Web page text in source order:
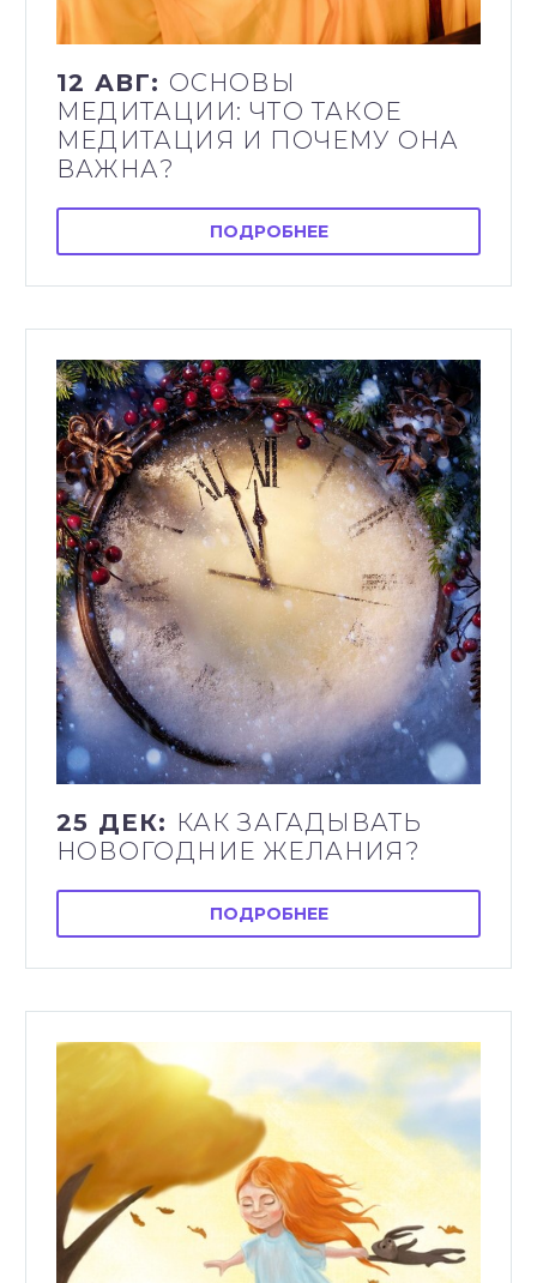
12 АВГ: ОСНОВЫ
МЕДИТАЦИИ: ЧТО ТАКОЕ
МЕДИТАЦИЯ И ПОЧЕМУ ОНА
ВАЖНА?
ПОДРОБНЕЕ
25 ДЕК: КАК ЗАГАДЫВАТЬ
НОВОГОДНИЕ ЖЕЛАНИЯ?
ПОДРОБНЕЕ